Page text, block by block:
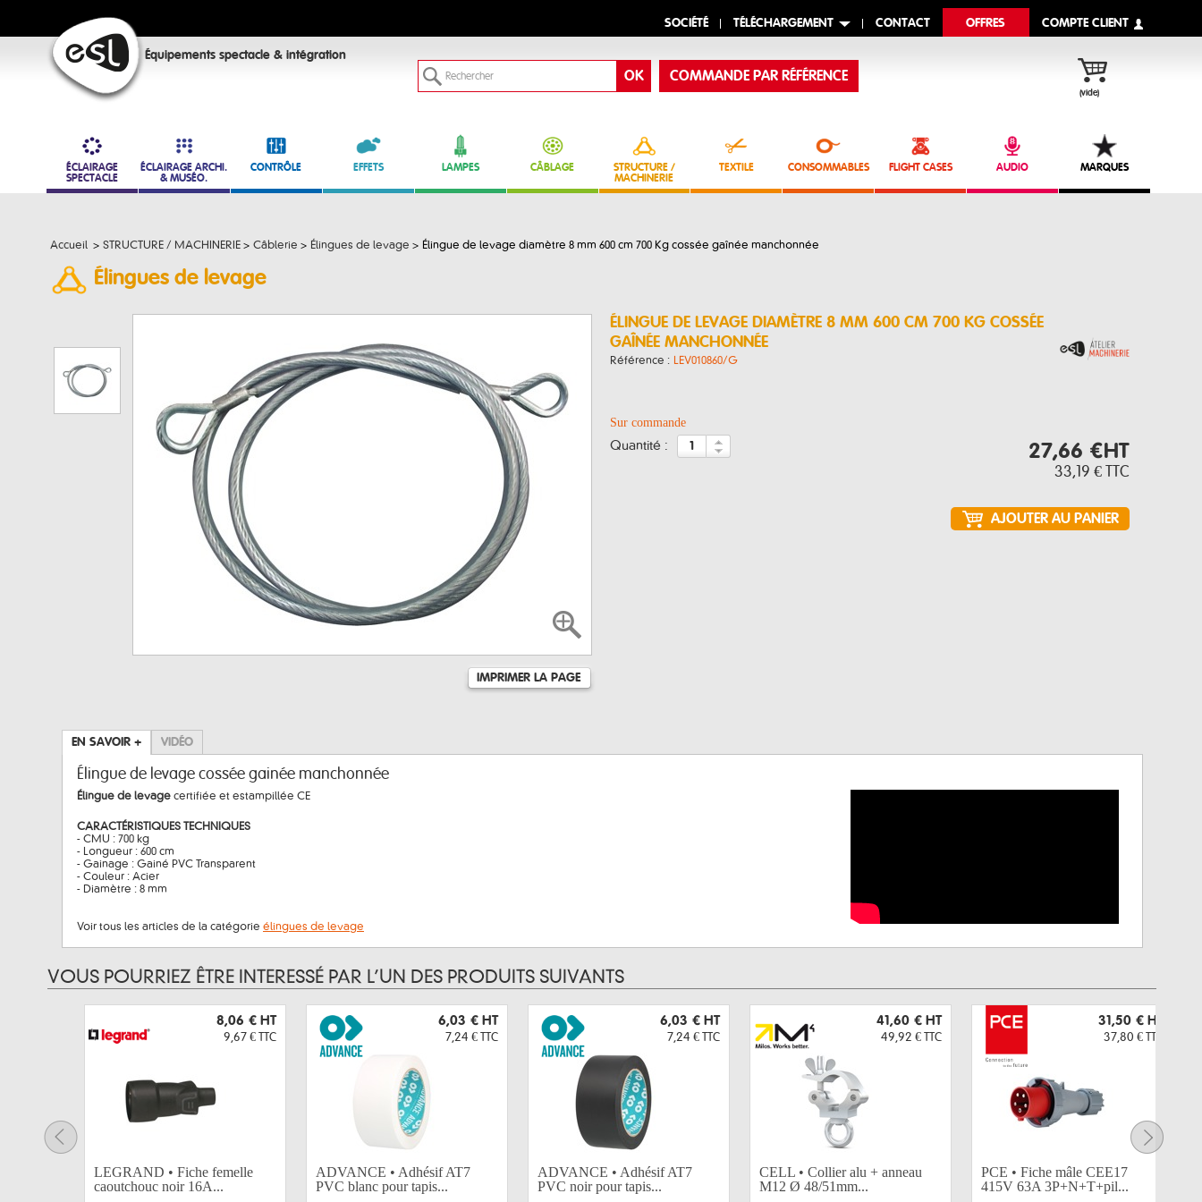
SOCIÉTÉ TÉLÉCHARGEMENT CONTACT OFFRES COMPTE CLIENT
Équipements spectacle & intégration
(vide)
COMMANDE PAR RÉFÉRENCE
ÉCLAIRAGE
SPECTACLE
ÉCLAIRAGE ARCHI.
& MUSÉO.
CONTRÔLE EFFETS LAMPES CÂBLAGE
STRUCTURE /
MACHINERIE
TEXTILE CONSOMMABLES FLIGHT CASES AUDIO MARQUES
Accueil > STRUCTURE / MACHINERIE > Câblerie > Élingues de levage > Élingue de levage diamètre 8 mm 600 cm 700 Kg cossée gaînée manchonnée
Élingues de levage
IMPRIMER LA PAGE
ÉLINGUE DE LEVAGE DIAMÈTRE 8 MM 600 CM 700 KG COSSÉE
GAÎNÉE MANCHONNÉE
Référence : LEV010860/G
Sur commande
quantité : 27,66 €HT
33,19 € TTC
EN SAVOIR + VIDÉO
Élingue de levage cossée gainée manchonnée
Élingue de levage certifiée et estampillée CE
CARACTÉRISTIQUES TECHNIQUES
- CMU : 700 kg
- Longueur : 600 cm
- Gainage : Gainé PVC Transparent
- Couleur : Acier
- Diamètre : 8 mm
Voir tous les articles de la catégorie élingues de levage
VOUS POURRIEZ ÊTRE INTERESSÉ PAR L’UN DES PRODUITS SUIVANTS
8,06 € HT
9,67 € TTC
LEGRAND • Fiche femelle
caoutchouc noir 16A...
6,03 € HT
7,24 € TTC
ADVANCE • Adhésif AT7
PVC blanc pour tapis...
6,03 € HT
7,24 € TTC
ADVANCE • Adhésif AT7
PVC noir pour tapis...
41,60 € HT
49,92 € TTC
CELL • Collier alu + anneau
M12 Ø 48/51mm...
31,50 € HT
37,80 € TTC
PCE • Fiche mâle CEE17
415V 63A 3P+N+T+pil...